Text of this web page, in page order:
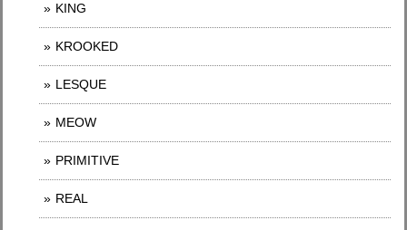
KING
KROOKED
LESQUE
MEOW
PRIMITIVE
REAL